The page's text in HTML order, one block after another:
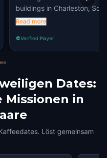
buildings in Charleston,
Carolina! ☆♡☆
Read more
Verified Player
Dates:
Missionen in
Löst gemeinsam